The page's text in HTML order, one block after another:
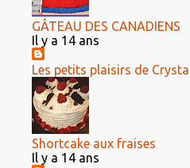
GÂTEAU DES CANADIENS
Il y a 14 ans
Les petits plaisirs de
Shortcake aux fraises
Il y a 14 ans